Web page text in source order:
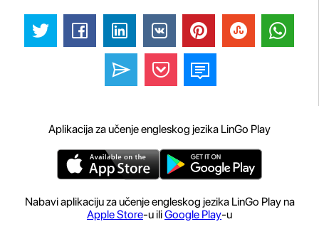
Aplikacija za učenje engleskog jezika LinGo Play
Nabavi aplikaciju za učenje engleskog jezika LinGo Play na
Apple Store-u iliGoogle Play-u